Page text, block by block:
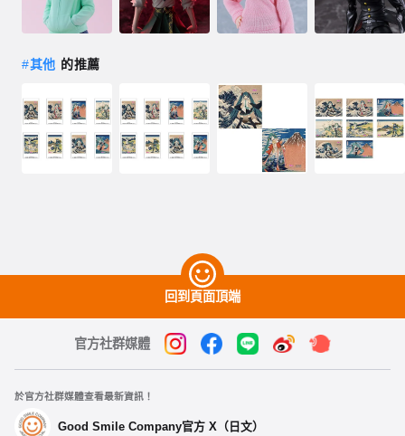
#其他 的推薦
回到頁面頂端
官方社群媒體
於官方社群媒體查看最新資訊！
Good Smile Company官方 X（日文）